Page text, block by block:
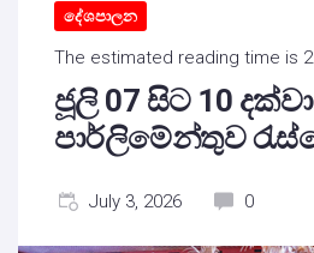
දේශපාලන
The estimated reading time is
ජූලි 07 සිට 10 දක්වා
පාර්ලිමේන්තුව
July 3, 2026 0